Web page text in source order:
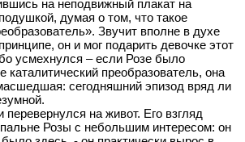
на неподвижный плакат на
думая о том, что такое
Звучит вполне в духе
он и мог подарить девочке этот
усмехнулся – если Розе было
каталитический преобразователь, она
сегодняшний эпизод вряд ли
на живот. Его взгляд
Розы с небольшим интересом: он